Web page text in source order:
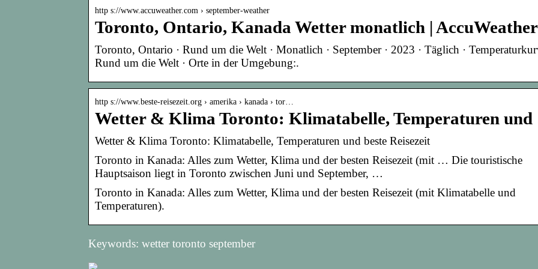
http s://www.accuweather.com › september-weather
Toronto, Ontario, Kanada Wetter monatlich | AccuWeather
Toronto, Ontario · Rund um die Welt · Monatlich · September · 2023 · Täglich ·
Rund um die Welt · Orte in der Umgebung:.
http s://www.beste-reisezeit.org › amerika › kanada › tor…
Wetter & Klima Toronto: Klimatabelle, Temperaturen
Wetter & Klima Toronto: Klimatabelle, Temperaturen und beste Reisezeit
Toronto in Kanada: Alles zum Wetter, Klima und der besten Reisezeit (mit … Die touristische
Hauptsaison liegt in Toronto zwischen Juni und September, …
Toronto in Kanada: Alles zum Wetter, Klima und der besten Reisezeit (mit Klimatabelle und
Temperaturen).
Keywords: wetter toronto september